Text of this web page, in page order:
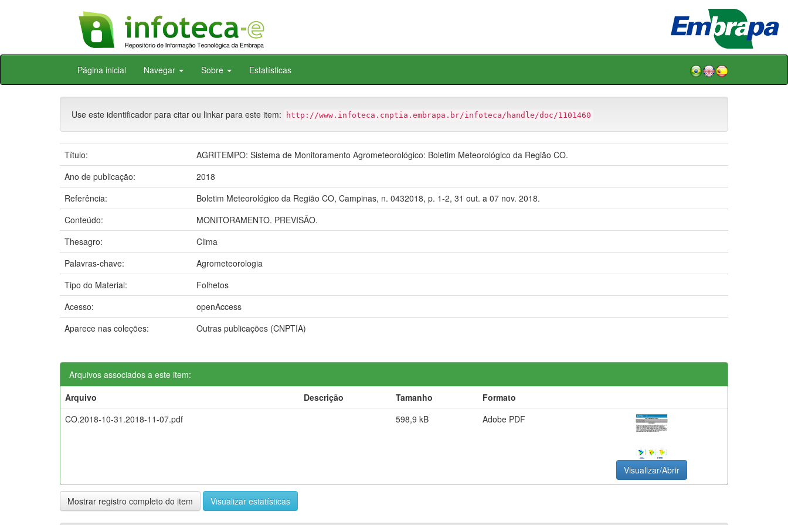
Skip
Página inicial Navegar Sobre Estatísticas
Use este identificador para citar ou linkar para este item: http://www.infoteca.cnptia.embrapa.br/infoteca/handle/doc/1101460
Título:
AGRITEMPO: Sistema de Monitoramento Agrometeorológico: Boletim Meteorológico da Região CO.
Ano de publicação:
2018
Referência:
Boletim Meteorológico da Região CO, Campinas, n. 0432018, p. 1-2, 31 out. a 07 nov. 2018.
Conteúdo:
MONITORAMENTO. PREVISÃO.
Thesagro:
Clima
Palavras-chave:
Agrometeorologia
Tipo do Material:
Folhetos
Acesso:
openAccess
Aparece nas coleções:
Outras publicações (CNPTIA)
Arquivos associados a este item:
Arquivo
Descrição Tamanho
Formato
CO.2018-10-31.2018-11-07.pdf
598,9 kB Adobe PDF
Visualizar/Abrir
Mostrar registro completo do item Visualizar estatísticas